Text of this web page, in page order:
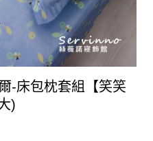
-床包枕套組【笑笑
)